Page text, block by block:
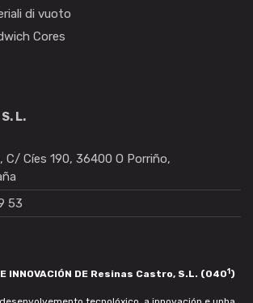
di vuoto
Cores
L.
C/ Cíes 190, 36400 O Porriño,
53
INNOVACIÓN DE Resinas Castro, S.L. (0401)